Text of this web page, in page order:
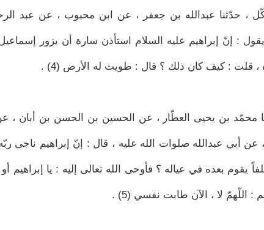
، حدّثنا عبدالله بن جعفر ، عن ابن محبوب ، عن عبد
: إنّ إبراهيم عليه السلام استأذن سارة أن يزور
محمّد بن يحيى العطّار ، عن الحسين بن الحسن بن أبان ،
أبي عبدالله صلوات الله عليه ، قال : إنّ إبراهيم ناجى
بعده في عياله ؟ فأوحى الله تعالى إليه : يا إبراهيم أو
اللّهمّ لا ، الآن طابت نفسي (5) .